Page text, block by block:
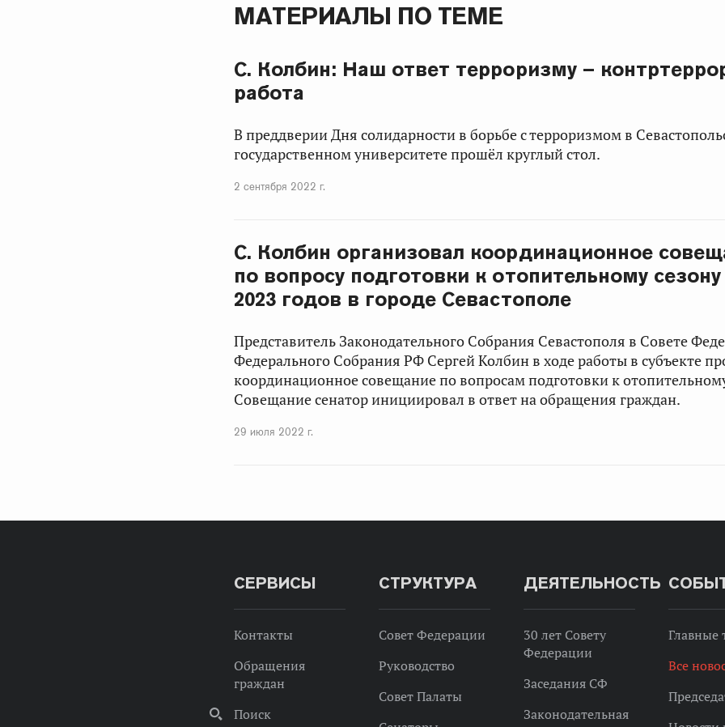
МАТЕРИАЛЫ ПО ТЕМЕ
С. Колбин: Наш ответ терроризму –
работа
В преддверии Дня солидарности в борьбе с терроризмом в
государственном университете прошёл круглый стол.
2 сентября 2022 г.
С. Колбин организовал координационное
по вопросу подготовки к отопительному сезону
2023 годов в городе Севастополе
Представитель Законодательного Собрания Севастополя в Совете
Федерального Собрания РФ Сергей Колбинв ходе работы в субъекте
координационное совещание по вопросам подготовки к
Совещание сенатор инициировал в ответ на обращения граждан.
29 июля 2022 г.
СЕРВИСЫ
Контакты
Обращения
граждан
Поиск
СТРУКТУРА
Совет Федерации
Руководство
Совет Палаты
ДЕЯТЕЛЬНОСТЬ
30 лет Совету
Федерации
Заседания СФ
Законодательная
Главные
Все